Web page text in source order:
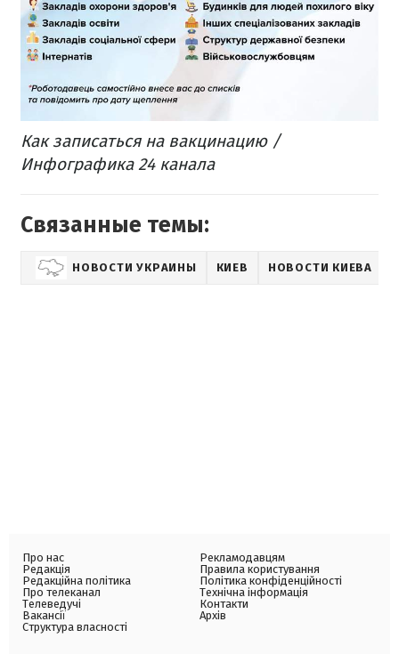
Как записаться на вакцинацию /
Инфографика 24 канала
Связанные темы:
НОВОСТИ УКРАИНЫ КИЕВ НОВОСТИ КИЕВА
Про нас
Редакція
Редакційна політика
Про телеканал
Телеведучі
Вакансії
Структура власності
Рекламодавцям
Правила користування
Політика конфіденційності
Технічна інформація
Контакти
Архів